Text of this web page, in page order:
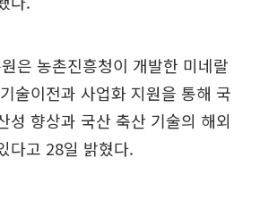
은 농촌진흥청이 개발한 미네랄
술이전과 사업화 지원을 통해 국
성 향상과 국산 축산 기술의 해외
다고 28일 밝혔다.